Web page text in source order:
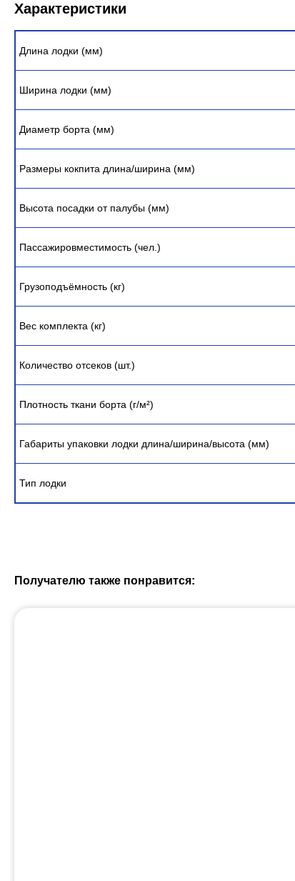
Характеристики
Длина лодки (мм)
Ширина лодки (мм)
Диаметр борта (мм)
Размеры кокпита длина/ширина (мм)
Высота посадки от палубы (мм)
Пассажировместимость (чел.)
Грузоподъёмность (кг)
Вес комплекта (кг)
Количество отсеков (шт.)
Плотность ткани борта (г/м²)
Габариты упаковки лодки длина/ширина/высота (мм)
Тип лодки
Получателю также понравится: